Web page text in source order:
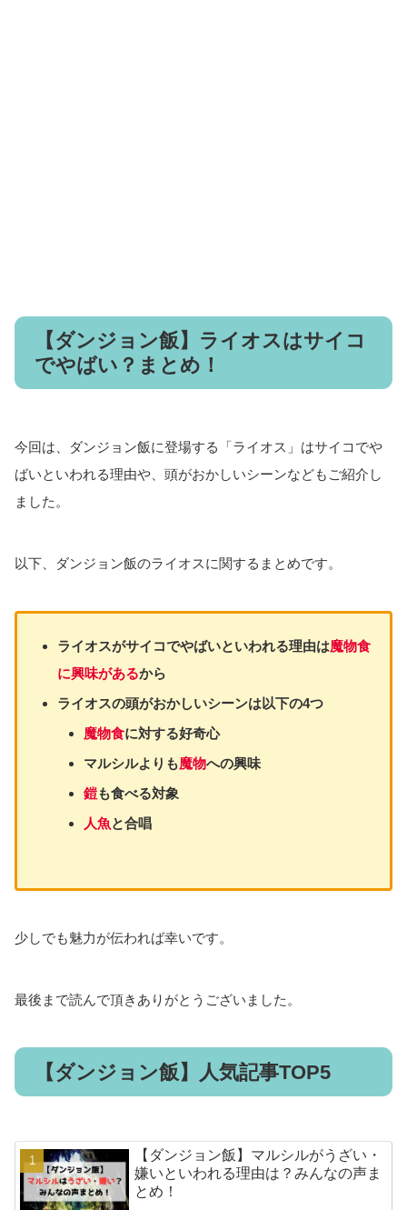
【ダンジョン飯】ライオスはサイコ
でやばい？まとめ！
今回は、ダンジョン飯に登場する「ライオス」はサイコでや
ばいといわれる理由や、頭がおかしいシーンなどもご紹介し
ました。
以下、ダンジョン飯のライオスに関するまとめです。
ライオスがサイコでやばいといわれる理由は魔物食
に興味があるから
ライオスの頭がおかしいシーンは以下の4つ
魔物食に対する好奇心
マルシルよりも魔物への興味
鎧も食べる対象
人魚と合唱
少しでも魅力が伝われば幸いです。
最後まで読んで頂きありがとうございました。
【ダンジョン飯】人気記事TOP5
【ダンジョン飯】マルシルがうざい・
嫌いといわれる理由は？みんなの声ま
とめ！